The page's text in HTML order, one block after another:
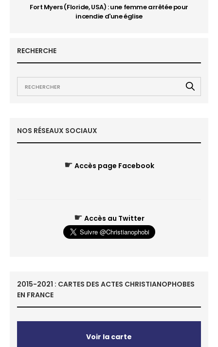
Fort Myers (Floride, USA) : une femme arrêtée pour
incendie d'une église
RECHERCHE
NOS RÉSEAUX SOCIAUX
☛ Accès page Facebook
☛ Accès au Twitter
2015-2021 : CARTES DES ACTES CHRISTIANOPHOBES
EN FRANCE
Voir la carte